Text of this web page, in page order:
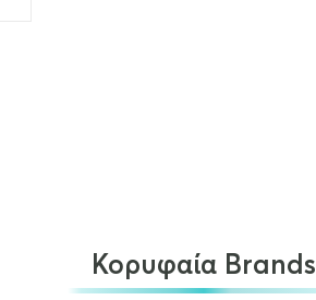
Κορυφαία Brands